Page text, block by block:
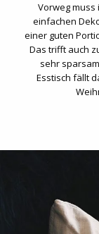
Vorweg muss
einfachen
einer guten
Das trifft auch
sehr
Esstisch fällt